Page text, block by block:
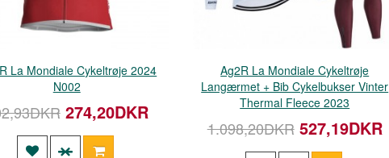
La Mondiale Cykeltrøje 2024
N002
274,20DKR
Ag2R La Mondiale Cykeltrøje
Langærmet + Bib Cykelbukser Vinter
Thermal Fleece 2023
1.098,20DKR 527,19DKR